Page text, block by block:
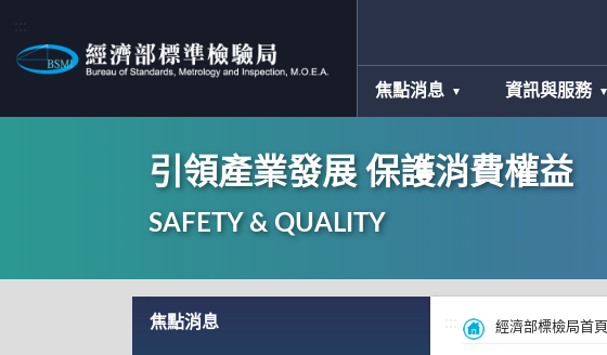
焦點消息 資訊與服務
引領產業發展 保護消費權益
SAFETY & QUALITY
焦點消息
經濟部標檢局首頁